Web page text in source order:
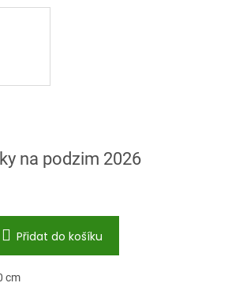
na podzim 2026
Přidat do košíku
cm